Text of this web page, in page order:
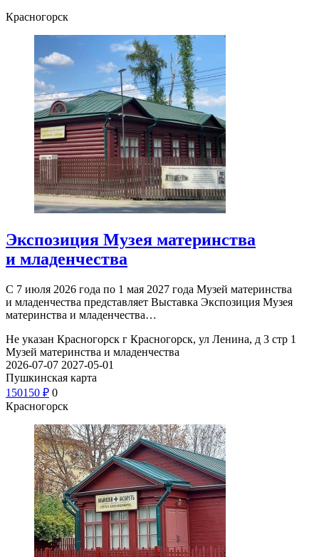
Красногорск
Экспозиция Музея материнства
и младенчества
С 7 июля 2026 года по 1 мая 2027 года Музей материнства
и младенчества представляет Выставка Экспозиция Музея
материнства и младенчества…
Не указан Красногорск г Красногорск, ул Ленина, д 3 стр 1
Музей материнства и младенчества
2026-07-07 2027-05-01
Пушкинская карта
150150 ₽ 0
Красногорск